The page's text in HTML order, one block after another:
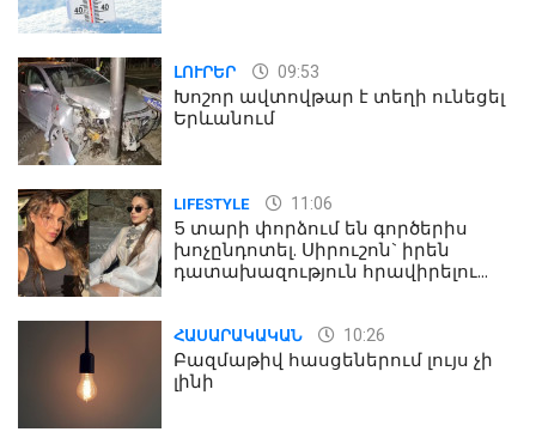
ԼՈՒՐԵՐ 09:53
Խոշոր ավտովթար է տեղի ունեցել
Երևանում
LIFESTYLE 11:06
5 տարի փորձում են գործերիս
խոչընդոտել. Սիրուշոն` իրեն
դատախազություն հրավիրելու
ՀԱՍԱՐԱԿԱԿԱՆ 10:26
Բազմաթիվ հասցեներում լույս չի
լինի